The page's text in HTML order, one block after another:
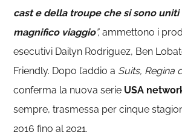
cast e della troupe che si sono
magnifico viaggio”, ammettono i
esecutivi Dailyn Rodriguez, Ben
Friendly. Dopo l’addio a Suits, Regina
conferma la nuova serie USA
sempre, trasmessa per cinque
2016 fino al 2021.